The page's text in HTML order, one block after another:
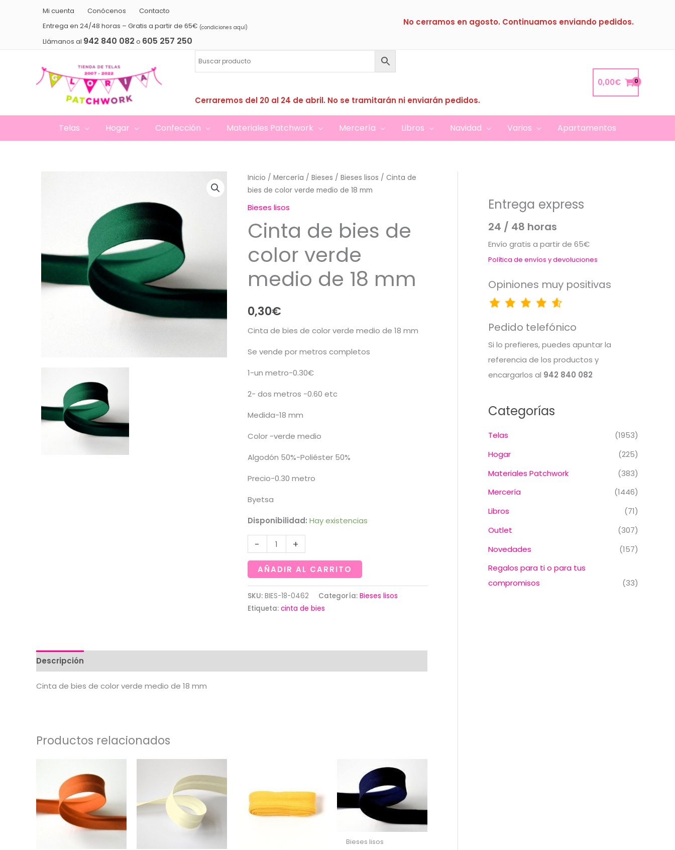
Mi cuenta Conócenos
Contacto
Entrega en 24/48 horas – Gratis a partir de 65€ (condiciones aquí)
Llámanos al 942 840 082 o 605 257 250
No cerramos en agosto. Continuamos enviando pedidos.
Cerraremos del 20 al 24 de abril. No se tramitarán ni enviarán pedidos.
0,00€
Telas Hogar Confección Materiales Patchwork Mercería Libros Navidad Varios Apartamentos
Inicio / Mercería / Bieses / Bieses lisos / Cinta de
bies de color verde medio de 18 mm
Bieses lisos
Cinta de bies de
color verde
medio de 18 mm
0,30€
Cinta de bies de color verde medio de 18 mm
Se vende por metros completos
1-un metro-0.30€
2- dos metros -0.60 etc
Medida-18 mm
Color -verde medio
Algodón 50%-Poliéster 50%
Precio-0.30 metro
Byetsa
Disponibilidad: Hay existencias
-
Cinta
de
bies
color
verde
18
+
AÑADIR AL CARRITO
SKU: BIES-18-0462 Categoría: Bieses lisos
Etiqueta: cinta de bies
Descripción
Cinta de bies de color verde medio de 18 mm
Productos relacionados
Bieses lisos
Entrega express
24 / 48 horas
Envío gratis a partir de 65€
Política de envíos y devoluciones
Opiniones muy positivas
Pedido telefónico
Si lo prefieres, puedes apuntar la
referencia de los productos y
encargarlos al 942 840 082
Categorías
Telas
(1953)
Hogar
(225)
Materiales Patchwork
(383)
Mercería
(1446)
Libros
(71)
Outlet
(307)
Novedades
(157)
Regalos para ti o para tus
compromisos
(33)